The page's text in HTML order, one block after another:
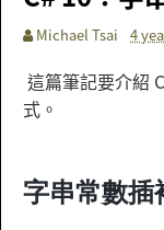
Michael Tsai 4
這篇筆記要介紹
式。
字串常數插